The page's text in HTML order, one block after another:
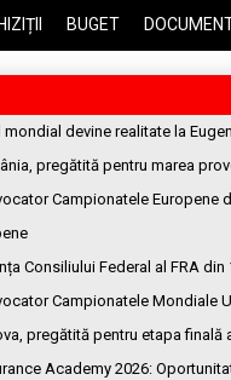
BUGET
mondial devine realitate la
pregătită pentru marea
Campionatele Europene
Consiliului Federal al FRA din
Campionatele Mondiale
pregătită pentru etapa finală
Academy 2026: